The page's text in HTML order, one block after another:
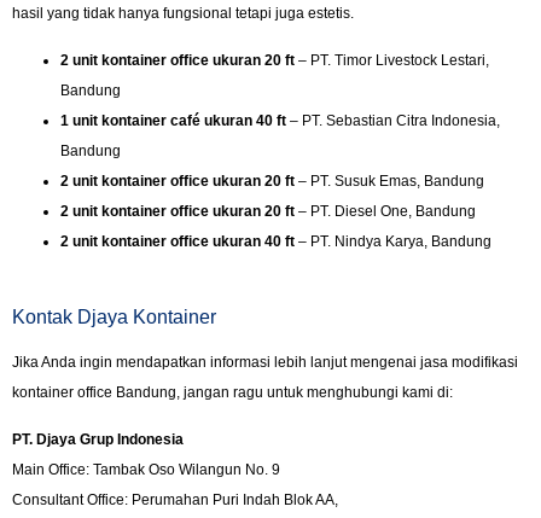
hasil yang tidak hanya fungsional tetapi juga estetis.
2 unit kontainer office ukuran 20 ft – PT. Timor Livestock Lestari,
Bandung
1 unit kontainer café ukuran 40 ft – PT. Sebastian Citra Indonesia,
Bandung
2 unit kontainer office ukuran 20 ft – PT. Susuk Emas, Bandung
2 unit kontainer office ukuran 20 ft – PT. Diesel One, Bandung
2 unit kontainer office ukuran 40 ft – PT. Nindya Karya, Bandung
Kontak Djaya Kontainer
Jika Anda ingin mendapatkan informasi lebih lanjut mengenai jasa modifikasi
kontainer office Bandung, jangan ragu untuk menghubungi kami di:
PT. Djaya Grup Indonesia
Main Office: Tambak Oso Wilangun No. 9
Consultant Office: Perumahan Puri Indah Blok AA,